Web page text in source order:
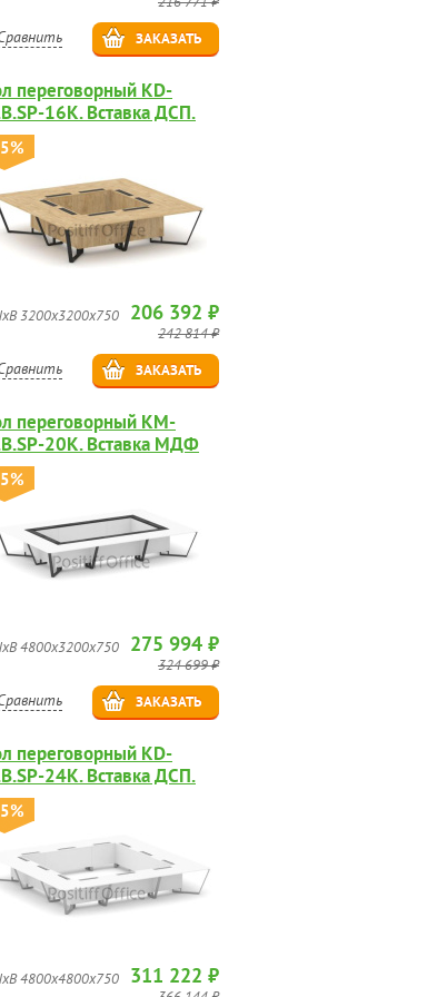
ЗАКАЗАТЬ
переговорный KD-
16K. Вставка ДСП.
3200х3200х750 206 392 ₽
242 814 ₽
ЗАКАЗАТЬ
переговорный KM-
20K. Вставка МДФ
4800х3200х750 275 994 ₽
324 699 ₽
ЗАКАЗАТЬ
переговорный KD-
24K. Вставка ДСП.
4800х4800х750 311 222 ₽